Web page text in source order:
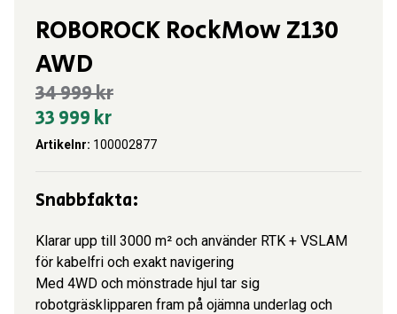
ROBOROCK RockMow Z130
AWD
34 999kr
Det
ursprungliga
var:
999 kr.
33 999kr
Det
priset
33
999 kr.
Artikelnr: 100002877
Snabbfakta:
Klarar upp till 3000 m² och använder RTK + VSLAM
för kabelfri och exakt navigering
Med 4WD och mönstrade hjul tar sig
robotgräsklipparen fram på ojämna underlag och